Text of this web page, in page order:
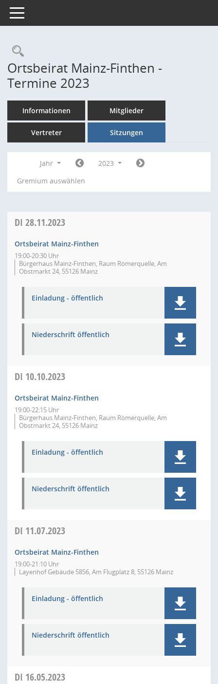
Toggle navigation
Rechercheauswahl
Ortsbeirat Mainz-Finthen -
Termine 2023
Informationen Mitglieder
Vertreter Sitzungen
Jahr
2023
Gremium auswählen
DI 28.11.2023
Ortsbeirat Mainz-Finthen
19:00-20:30 Uhr
Bürgerhaus Mainz-Finthen, Raum Römerquelle, Am
Obstmarkt 24, 55126 Mainz
Einladung - öffentlich
Niederschrift öffentlich
DI 10.10.2023
Ortsbeirat Mainz-Finthen
19:00-22:15 Uhr
Bürgerhaus Mainz-Finthen, Raum Römerquelle, Am
Obstmarkt 24, 55126 Mainz
Einladung - öffentlich
Niederschrift öffentlich
DI 11.07.2023
Ortsbeirat Mainz-Finthen
19:00-21:10 Uhr
Layenhof Gebäude 5856, Am Flugplatz 8, 55126 Mainz
Einladung - öffentlich
Niederschrift öffentlich
DI 16.05.2023